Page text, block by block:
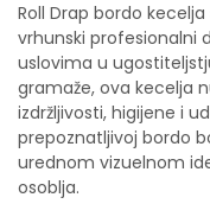
Roll Drap bordo
vrhunski profesionalni
uslovima u
gramaže, ova kecelja
izdržljivosti, higijene i
prepoznatljivoj bordo
urednom vizuelnom
osoblja.